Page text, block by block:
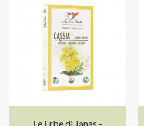
Le Erbe di Janas -